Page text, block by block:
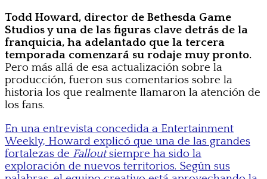
Todd Howard, director de Bethesda Game
Studios y una de las figuras clave detrás de la
franquicia, ha adelantado que la tercera
temporada comenzará su rodaje muy pronto.
Pero más allá de esa actualización sobre la
producción, fueron sus comentarios sobre la
historia los que realmente llamaron la atención de
los fans.
En una entrevista concedida a Entertainment
Weekly, Howard explicó que una de las grandes
fortalezas de Falloutsiempre ha sido la
exploración de nuevos territorios. Según sus